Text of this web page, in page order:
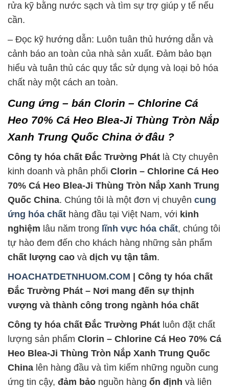
rửa kỹ bằng nước sạch và tìm sự trợ giúp y tế nếu
cần.
– Đọc kỹ hướng dẫn: Luôn tuân thủ hướng dẫn và
cảnh báo an toàn của nhà sản xuất. Đảm bảo bạn
hiểu và tuân thủ các quy tắc sử dụng và loại bỏ hóa
chất này một cách an toàn.
Cung ứng – bán Clorin – Chlorine Cá
Heo 70% Cá Heo Blea-Ji Thùng Tròn Nắp
Xanh Trung Quốc China ở đâu ?
Công ty hóa chất Đắc Trường Phát là Cty chuyên
kinh doanh và phân phối Clorin – Chlorine Cá Heo
70% Cá Heo Blea-Ji Thùng Tròn Nắp Xanh Trung
Quốc China. Chúng tôi là một đơn vị chuyên cung
ứng hóa chất hàng đầu tại Việt Nam, với kinh
nghiệm lâu năm trong lĩnh vực hóa chất, chúng tôi
tự hào đem đến cho khách hàng những sản phẩm
chất lượng cao và dịch vụ tận tâm.
HOACHATDETNHUOM.COM | Công ty hóa chất
Đắc Trường Phát – Nơi mang đến sự thịnh
vượng và thành công trong ngành hóa chất
Công ty hóa chất Đắc Trường Phát luôn đặt chất
lượng sản phẩm Clorin – Chlorine Cá Heo 70% Cá
Heo Blea-Ji Thùng Tròn Nắp Xanh Trung Quốc
China lên hàng đầu và tìm kiếm những nguồn cung
ứng tin cậy, đảm bảo nguồn hàng ổn định và liên